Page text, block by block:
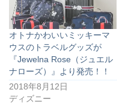
オトナかわいいミッキーマ
ウスのトラベルグッズが
『Jewelna Rose（ジュエル
ナローズ）』より発売！！
2018年8月12日
ディズニー